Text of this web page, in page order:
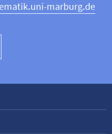
marburg.de